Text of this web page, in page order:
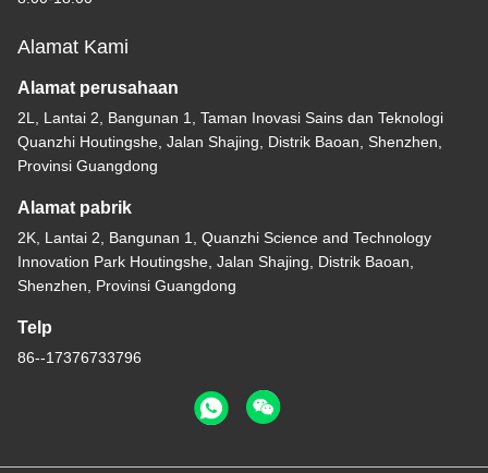
Alamat Kami
Alamat perusahaan
2L, Lantai 2, Bangunan 1, Taman Inovasi Sains dan Teknologi
Quanzhi Houtingshe, Jalan Shajing, Distrik Baoan, Shenzhen,
Provinsi Guangdong
Alamat pabrik
2K, Lantai 2, Bangunan 1, Quanzhi Science and Technology
Innovation Park Houtingshe, Jalan Shajing, Distrik Baoan,
Shenzhen, Provinsi Guangdong
Telp
86--17376733796